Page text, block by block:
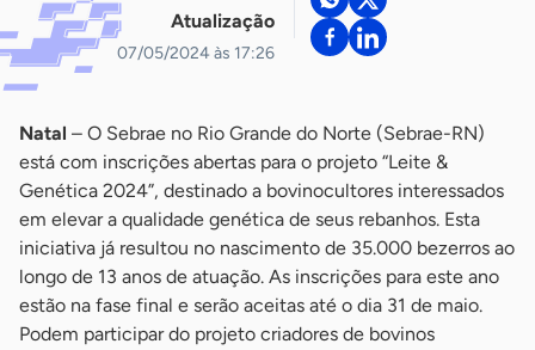
Atualização
07/05/2024 às 17:26
Natal – O Sebrae no Rio Grande do Norte (Sebrae-RN)
está com inscrições abertas para o projeto “Leite &
Genética 2024”, destinado a bovinocultores interessados
em elevar a qualidade genética de seus rebanhos. Esta
iniciativa já resultou no nascimento de 35.000 bezerros ao
longo de 13 anos de atuação. As inscrições para este ano
estão na fase final e serão aceitas até o dia 31 de maio.
Podem participar do projeto criadores de bovinos